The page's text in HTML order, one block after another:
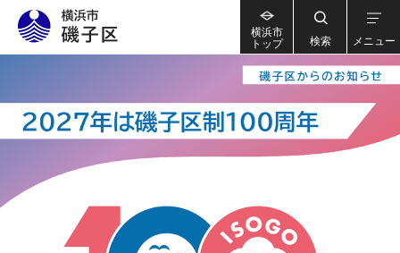
横浜市
トップ
検索 メニュー